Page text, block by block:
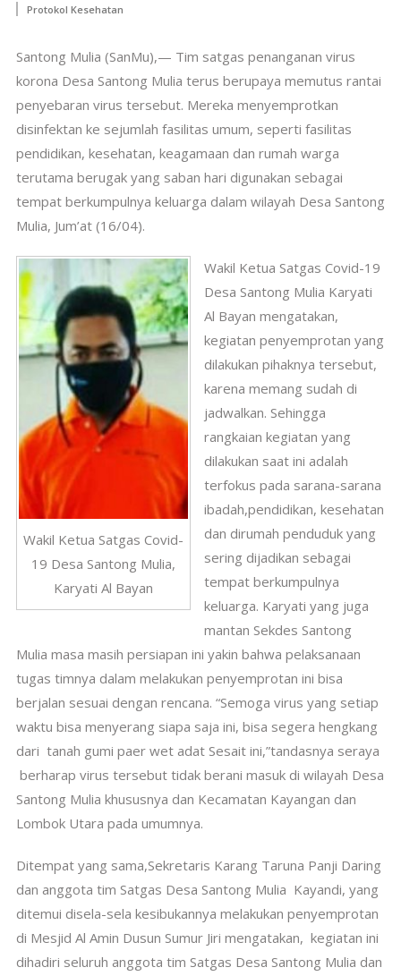
Protokol Kesehatan
Santong Mulia (SanMu),— Tim satgas penanganan virus
korona Desa Santong Mulia terus berupaya memutus rantai
penyebaran virus tersebut. Mereka menyemprotkan
disinfektan ke sejumlah fasilitas umum, seperti fasilitas
pendidikan, kesehatan, keagamaan dan rumah warga
terutama berugak yang saban hari digunakan sebagai
tempat berkumpulnya keluarga dalam wilayah Desa Santong
Mulia, Jum’at (16/04).
Wakil Ketua Satgas Covid-
19 Desa Santong Mulia,
Karyati Al Bayan
Wakil Ketua Satgas Covid-19
Desa Santong Mulia Karyati
Al Bayan mengatakan,
kegiatan penyemprotan yang
dilakukan pihaknya tersebut,
karena memang sudah di
jadwalkan. Sehingga
rangkaian kegiatan yang
dilakukan saat ini adalah
terfokus pada sarana-sarana
ibadah,pendidikan, kesehatan
dan dirumah penduduk yang
sering dijadikan sebagai
tempat berkumpulnya
keluarga. Karyati yang juga
mantan Sekdes Santong
Mulia masa masih persiapan ini yakin bahwa pelaksanaan
tugas timnya dalam melakukan penyemprotan ini bisa
berjalan sesuai dengan rencana. “Semoga virus yang setiap
waktu bisa menyerang siapa saja ini, bisa segera hengkang
dari tanah gumi paer wet adat Sesait ini,”tandasnya seraya
berharap virus tersebut tidak berani masuk di wilayah Desa
Santong Mulia khususnya dan Kecamatan Kayangan dan
Lombok Utara pada umumnya.
Ditempat yang sama,Sekretaris Karang Taruna Panji Daring
dan anggota tim Satgas Desa Santong Mulia Kayandi, yang
ditemui disela-sela kesibukannya melakukan penyemprotan
di Mesjid Al Amin Dusun Sumur Jiri mengatakan, kegiatan ini
dihadiri seluruh anggota tim Satgas Desa Santong Mulia dan